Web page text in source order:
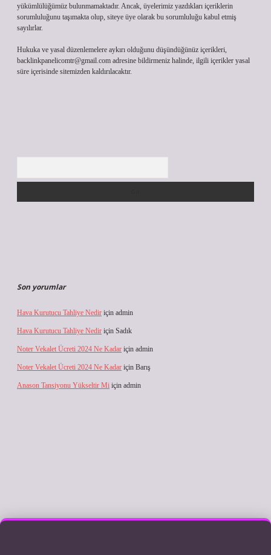
yükümlülüğümüz bulunmamaktadır. Ancak, üyelerimiz yazdıkları içeriklerin
sorumluluğunu taşımakta olup, siteye üye olarak bu sorumluluğu kabul etmiş
sayılırlar.
Hukuka ve yasal düzenlemelere aykırı olduğunu düşündüğünüz içerikleri,
backlinkpanelicomtr@gmail.com adresine bildirmeniz halinde, ilgili içerikler yasal
süre içerisinde sitemizden kaldırılacaktır.
Son yorumlar
Hava Kurutucu Tahliye Nedir için admin
Hava Kurutucu Tahliye Nedir için Sadık
Noter Vekalet Ücreti 2024 Ne Kadar için admin
Noter Vekalet Ücreti 2024 Ne Kadar için Barış
Anason Tansiyonu Yükseltir Mi için admin